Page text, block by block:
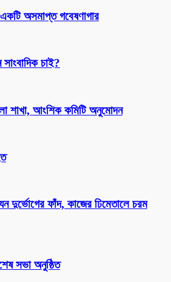
অসমাপ্ত গবেষণাগার
চাই?
শাখা, আংশিক কমিটি অনুমোদন
দুর্ভোগের ফাঁদ, কাজের ঢিমেতালে চরম
সভা অনুষ্ঠিত